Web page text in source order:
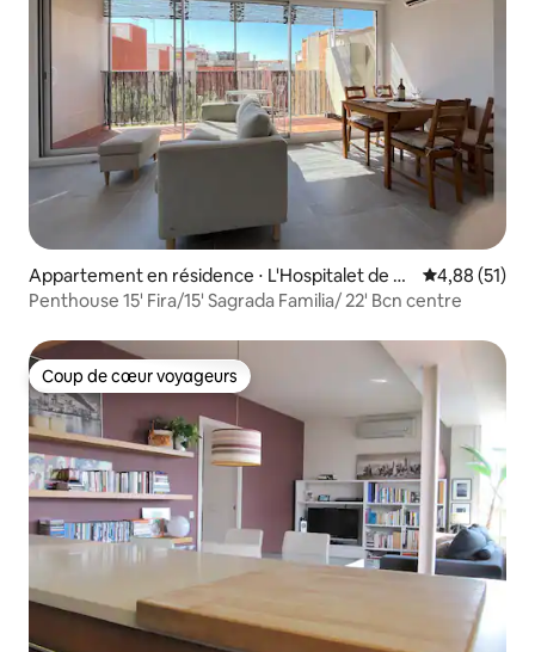
Appartement en résidence ⋅ L'Hospitalet de Ll
obregat
Évaluation
4,88 (51)
Penthouse 15' Fira/15' Sagrada Familia/ 22' Bcn centre
Coup de cœur voyageurs
Coup de cœur voyageurs